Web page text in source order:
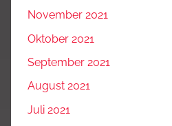
November 2021
Oktober 2021
September 2021
August 2021
Juli 2021